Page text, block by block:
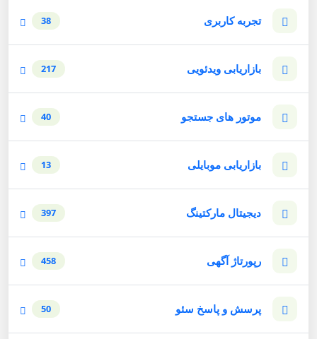
تجربه کاربری 38
بازاریابی ویدئویی 217
موتور های جستجو 40
بازاریابی موبایلی 13
دیجیتال مارکتینگ 397
رپورتاژ آگهی 458
پرسش و پاسخ سئو 50